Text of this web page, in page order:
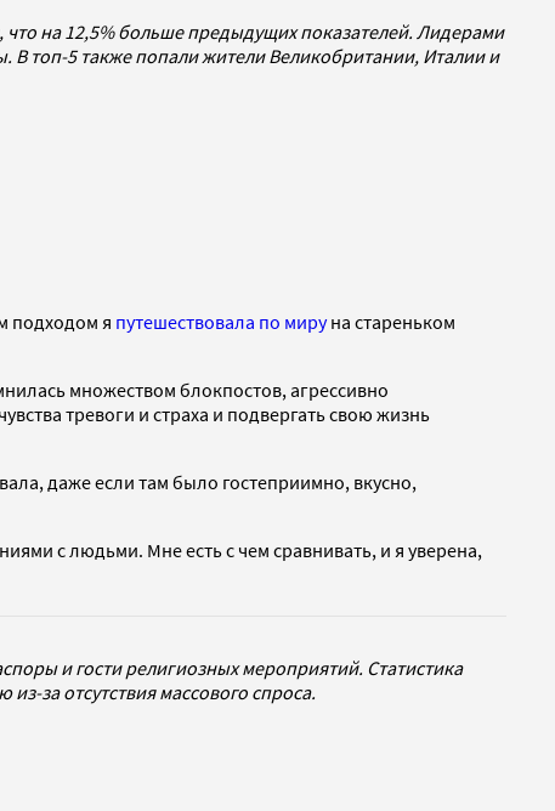
что на 12,5% больше предыдущих показателей. Лидерами
В топ-5 также попали жители Великобритании, Италии и
подходом я путешествовала по мируна стареньком
множеством блокпостов, агрессивно
тревоги и страха и подвергать свою жизнь
даже если там было гостеприимно, вкусно,
с людьми. Мне есть с чем сравнивать, и я уверена,
и гости религиозных мероприятий. Статистика
за отсутствия массового спроса.